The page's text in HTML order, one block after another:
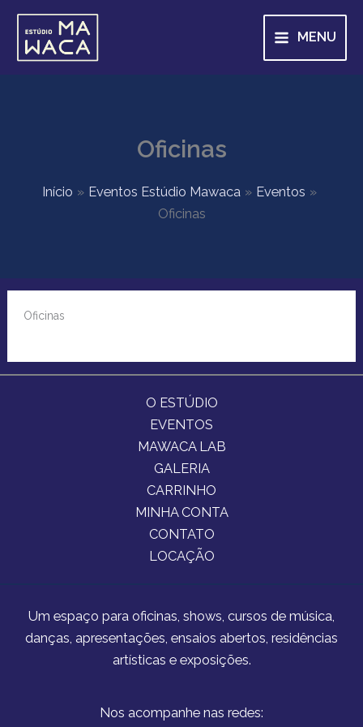
para
MENU
Oficinas
Início Eventos Estúdio Mawaca
Eventos
Oficinas
Oficinas
O ESTÚDIO
EVENTOS
MAWACA LAB
GALERIA
CARRINHO
MINHA CONTA
CONTATO
LOCAÇÃO
Um espaço para oficinas, shows, cursos de música,
danças, apresentações, ensaios abertos, residências
artísticas e exposições.
Nos acompanhe nas redes: